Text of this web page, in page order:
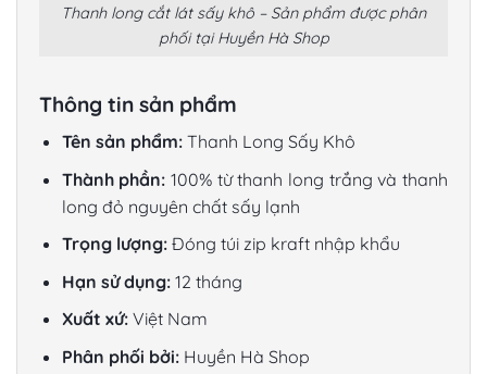
Thanh long cắt lát sấy khô – Sản phẩm được phân
phối tại Huyền Hà Shop
Thông tin sản phẩm
Tên sản phẩm: Thanh Long Sấy Khô
Thành phần: 100% từ thanh long trắng và thanh
long đỏ nguyên chất sấy lạnh
Trọng lượng:Đóng túi zip kraft nhập khẩu
Hạn sử dụng:12 tháng
Xuất xứ:Việt Nam
Phân phối bởi:Huyền Hà Shop